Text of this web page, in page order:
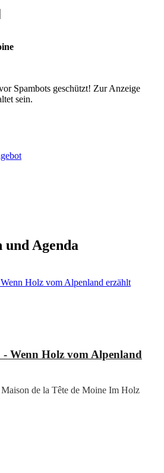
Spambots geschützt! Zur Anzeige
sein.
und Agenda
- Wenn Holz vom Alpenland
de la Tête de Moine Im Holz